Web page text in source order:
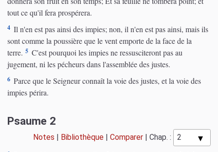
tout ce qu'il fera prospérera.
4 Il n'en est pas ainsi des impies; non, il n'en est pas ainsi, mais ils
sont comme la poussière que le vent emporte de la face de la
terre. 5 C'est pourquoi les impies ne ressusciteront pas au
jugement, ni les pécheurs dans l'assemblée des justes.
6 Parce que le Seigneur connaît la voie des justes, et la voie des
impies périra.
Psaume 2
Notes Bibliothèque Comparer Chap. :